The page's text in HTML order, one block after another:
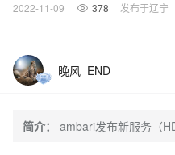
2022-11-09 378 发布于辽宁
晚风_END
简介： ambari发布新服务（